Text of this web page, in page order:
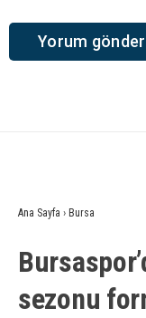
Ana Sayfa › Bursa
sezonu